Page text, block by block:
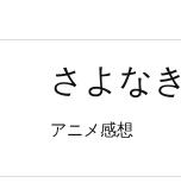
さよな
アニメ感想